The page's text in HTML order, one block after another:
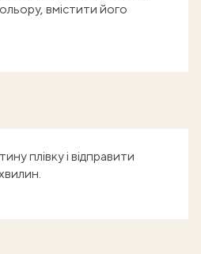
вмістити його
плівку і відправити